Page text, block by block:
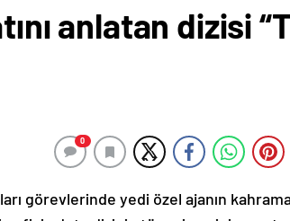
anlatan dizisi
0
görevlerinde yedi özel ajanın